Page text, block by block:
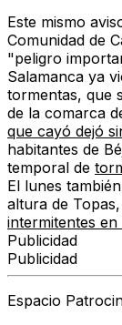
Este mismo
Comunidad de
"peligro
Salamanca ya
tormentas, que
de la comarca
que cayó dejó
habitantes de
temporal de
El lunes
altura de
intermitentes
Publicidad
Publicidad
Espacio